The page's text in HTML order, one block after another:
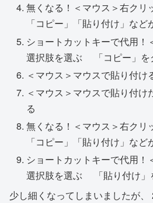
無くなる！＜マウス＞右ク
「コピー」「貼り付け」など
ショートカットキーで代用！
選択肢を選ぶ 「コピー」を
＜マウス＞マウスで貼り付け
＜マウス＞マウスで貼り付け
る
無くなる！＜マウス＞右ク
「コピー」「貼り付け」など
ショートカットキーで代用！
選択肢を選ぶ 「貼り付け」
少し細くなってしまいましたが、